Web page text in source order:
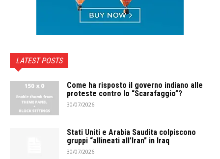
LATEST POSTS
Come ha risposto il governo indiano alle
proteste contro lo “Scarafaggio”?
30/07/2026
Stati Uniti e Arabia Saudita colpiscono
gruppi “allineati all’Iran” in Iraq
30/07/2026